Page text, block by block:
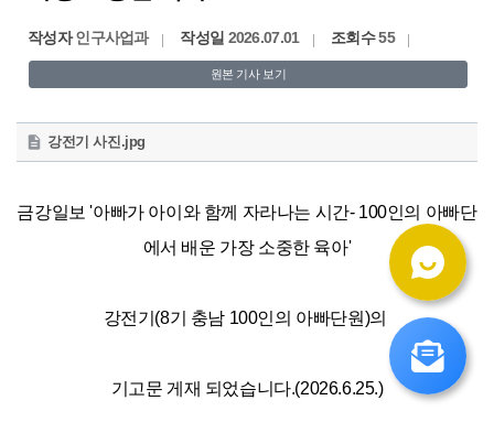
작성자인구사업과 작성일 2026.07.01 조회수55
원본 기사 보기
첨
부
강전기 사진.jpg
금강일보 '아빠가 아이와 함께 자라나는 시간- 100인의 아빠단
에서 배운 가장 소중한 육아'
강전기(8기 충남 100인의 아빠단원)의
기고문 게재 되었습니다.(2026.6.25.)